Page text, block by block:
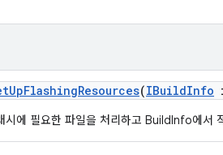
UpFlashingResources(IBuildInfo
시에 필요한 파일을 처리하고 BuildInfo에서